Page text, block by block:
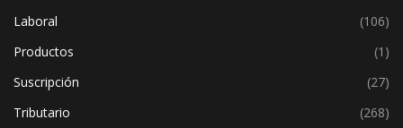
Laboral
(106)
Productos
(1)
Suscripción
(27)
Tributario
(268)